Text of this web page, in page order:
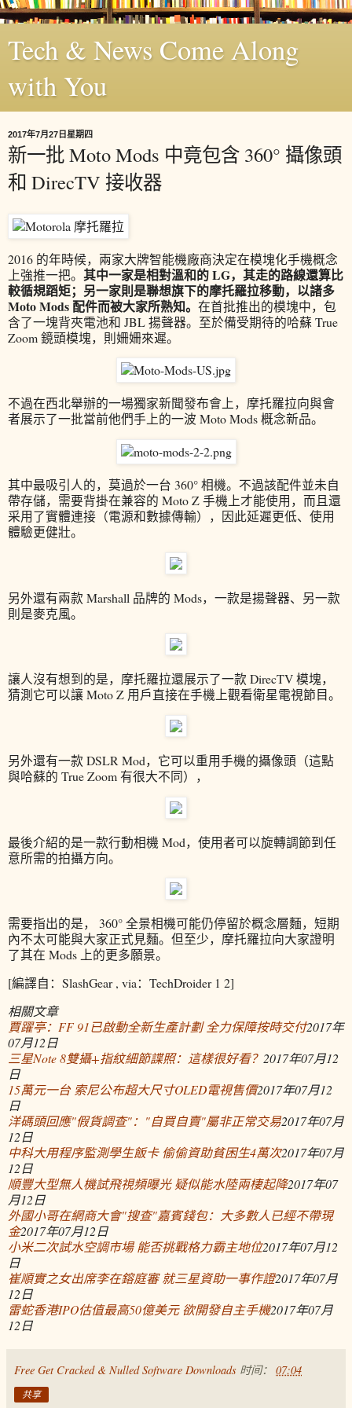
Tech & News Come Along
with You
2017年7月27日星期四
新一批 Moto Mods 中竟包含 360° 攝像頭
和 DirecTV 接收器
2016 的年時候，兩家大牌智能機廠商決定在模塊化手機概念
上強推一把。 其中一家是相對溫和的 LG，其走的路線還算比
較循規蹈矩；另一家則是聯想旗下的摩托羅拉移動，以諸多
Moto Mods 配件而被大家所熟知。 在首批推出的模塊中，包
含了一塊背夾電池和 JBL 揚聲器。至於備受期待的哈蘇 True
Zoom 鏡頭模塊，則姍姍來遲。
不過在西北舉辦的一場獨家新聞發布會上，摩托羅拉向與會
者展示了一批當前他們手上的一波 Moto Mods 概念新品。
其中最吸引人的，莫過於一台 360° 相機。不過該配件並未自
帶存儲，需要背掛在兼容的 Moto Z 手機上才能使用，而且還
采用了實體連接（電源和數據傳輸），因此延遲更低、使用
體驗更健壯。
另外還有兩款 Marshall 品牌的 Mods，一款是揚聲器、另一款
則是麥克風。
讓人沒有想到的是，摩托羅拉還展示了一款 DirecTV 模塊，
猜測它可以讓 Moto Z 用戶直接在手機上觀看衛星電視節目。
另外還有一款 DSLR Mod，它可以重用手機的攝像頭（這點
與哈蘇的 True Zoom 有很大不同），
最後介紹的是一款行動相機 Mod，使用者可以旋轉調節到任
意所需的拍攝方向。
需要指出的是， 360° 全景相機可能仍停留於概念層麵，短期
內不太可能與大家正式見麵。但至少，摩托羅拉向大家證明
了其在 Mods 上的更多願景。
[編譯自：SlashGear , via：TechDroider 1 2]
相關文章
賈躍亭：FF 91已啟動全新生產計劃 全力保障按時交付2017年
07月12日
三星Note 8雙攝+指紋細節諜照：這樣很好看？ 2017年07月12
日
15萬元一台 索尼公布超大尺寸OLED電視售價2017年07月12
日
洋碼頭回應"假貨調查"："自買自賣"屬非正常交易2017年07月
12日
中科大用程序監測學生飯卡 偷偷資助貧困生4萬次2017年07月
12日
順豐大型無人機試飛視頻曝光 疑似能水陸兩棲起降2017年07
月12日
外國小哥在網商大會"搜查"嘉賓錢包：大多數人已經不帶現
金2017年07月12日
小米二次試水空調市場 能否挑戰格力霸主地位2017年07月12
日
崔順實之女出席李在鎔庭審 就三星資助一事作證2017年07月
12日
雷蛇香港IPO估值最高50億美元 欲開發自主手機2017年07月
12日
Free Get Cracked & Nulled Software Downloads 时间： 07:04
共享